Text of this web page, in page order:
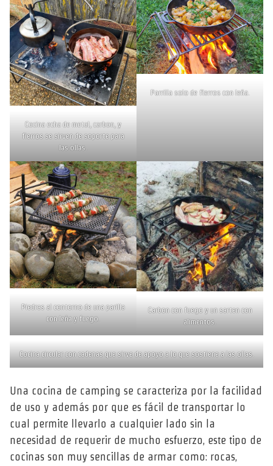
Cocina echa de metal, carbon, y
fierros se sirven de soporte para
las ollas.
Parrilla solo de fierros con leña.
Piedras al contorno de una parilla
con leña y fuego.
Carbon con fuego y un sarten con
alimentos.
Cocina circular con cadenas que sirve de apoyo a lo que sostiene a las ollas.
Una cocina de camping se caracteriza por la facilidad
de uso y además por que es fácil de transportar lo
cual permite llevarlo a cualquier lado sin la
necesidad de requerir de mucho esfuerzo, este tipo de
cocinas son muy sencillas de armar como: rocas,